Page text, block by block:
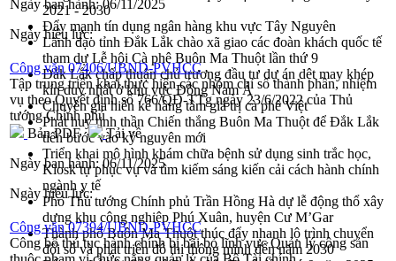
2021 - 2030
Đẩy mạnh tín dụng ngân hàng khu vực Tây Nguyên
Lãnh đạo tỉnh Đắk Lắk chào xã giao các đoàn khách quốc tế
tham dự Lễ hội Cà phê Buôn Ma Thuột lần thứ 9
Đắk Lắk chấp thuận chủ trương đầu tư dự án dệt may khép
kín duy nhất ở khu vực Đông Nam Á
Chuyên gia hiến kế nâng tầm giá trị cà phê Việt
Phát huy tinh thần Chiến thắng Buôn Ma Thuột để Đắk Lắk
tiến bước vào kỷ nguyên mới
Triển khai mô hình khám chữa bệnh sử dụng sinh trắc học,
Kiosk tự phục vụ và tìm kiếm sáng kiến cải cách hành chính
ngành y tế
Phó Thủ tướng Chính phủ Trần Hồng Hà dự lễ động thổ xây
dựng khu công nghiệp Phú Xuân, huyện Cư M’Gar
Thành phố Buôn Ma Thuột thúc đẩy nhanh lộ trình chuyển
đổi số và phát triển đô thị thông minh đến năm 2030
Ngày ban hành:06/11/2025
Ngày hiệu lực:
Công văn 07406/UBND-PVHCC
Tập trung triển khai thực hiện các nhóm chỉ số thành phần, nhiệm
vụ theo Quyết định số 766/QĐ-TTg ngày 23/6/2022 của Thủ
tướng Chính phủ
Bản PDF
Tải về
Ngày ban hành:06/11/2025
Ngày hiệu lực:
Công văn 07394/UBND-PVHCC
Công bố thủ tục hành chính bị bãi bỏ lĩnh vực Quản lý công sản